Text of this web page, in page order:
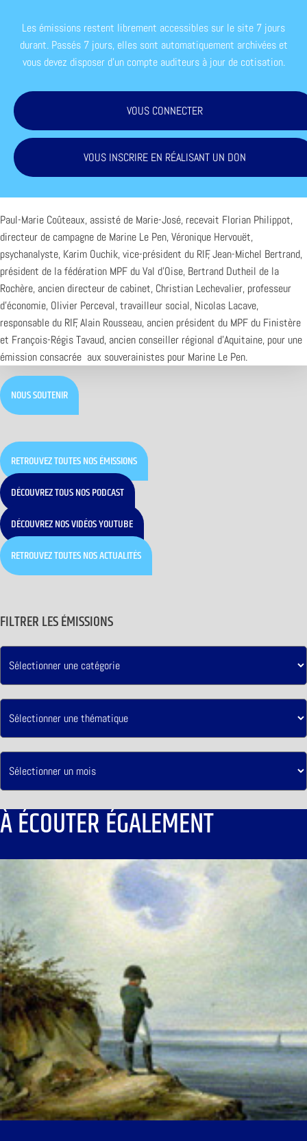
Les émissions restent librement accessibles sur le site 7 jours
durant. Passés 7 jours, elles sont automatiquement archivées et
vous devez disposer d'un compte auditeurs à jour de cotisation.
VOUS CONNECTER
VOUS INSCRIRE EN RÉALISANT UN DON
Paul-Marie Coûteaux, assisté de Marie-José, recevait Florian Philippot,
directeur de campagne de Marine Le Pen, Véronique Hervouët,
psychanalyste, Karim Ouchik, vice-président du RIF, Jean-Michel Bertrand,
président de la fédération MPF du Val d’Oise, Bertrand Dutheil de la
Rochère, ancien directeur de cabinet, Christian Lechevalier, professeur
d’économie, Olivier Perceval, travailleur social, Nicolas Lacave,
responsable du RIF, Alain Rousseau, ancien président du MPF du Finistère
et François-Régis Tavaud, ancien conseiller régional d’Aquitaine, pour une
émission consacrée aux souverainistes pour Marine Le Pen.
NOUS SOUTENIR
RETROUVEZ TOUTES NOS ÉMISSIONS
DÉCOUVREZ TOUS NOS PODCAST
DÉCOUVREZ NOS VIDÉOS YOUTUBE
RETROUVEZ TOUTES NOS ACTUALITÉS
FILTRER LES ÉMISSIONS
À ÉCOUTER ÉGALEMENT